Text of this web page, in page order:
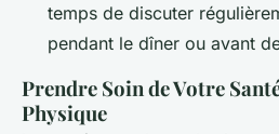
temps de discuter
pendant le dîner ou avant
Prendre Soin de Votre
Physique